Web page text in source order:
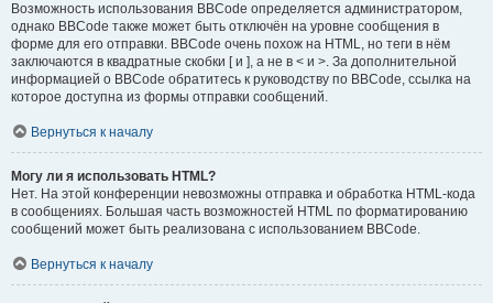
Возможность использования BBCode определяется администратором,
однако BBCode также может быть отключён на уровне сообщения в
форме для его отправки. BBCode очень похож на HTML, но теги в нём
заключаются в квадратные скобки [ и ], а не в < и >. За дополнительной
информацией о BBCode обратитесь к руководству по BBCode, ссылка на
которое доступна из формы отправки сообщений.
Вернуться к началу
Могу ли я использовать HTML?
Нет. На этой конференции невозможны отправка и обработка HTML-кода
в сообщениях. Большая часть возможностей HTML по форматированию
сообщений может быть реализована с использованием BBCode.
Вернуться к началу